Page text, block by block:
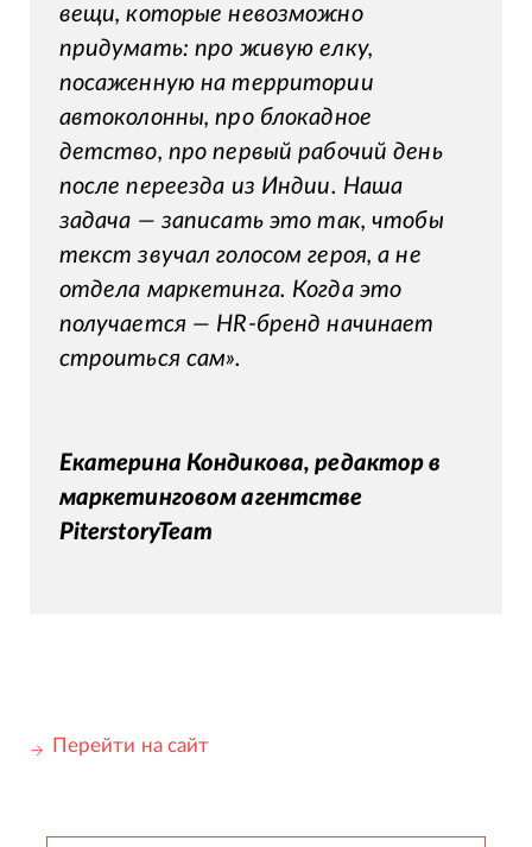
вещи, которые невозможно
придумать: про живую елку,
посаженную на территории
автоколонны, про блокадное
детство, про первый рабочий день
после переезда из Индии. Наша
задача — записать это так, чтобы
текст звучал голосом героя, а не
отдела маркетинга. Когда это
получается — HR-бренд начинает
строиться сам».
Екатерина Кондикова, редактор в
маркетинговом агентстве
PiterstoryTeam
Перейти на сайт